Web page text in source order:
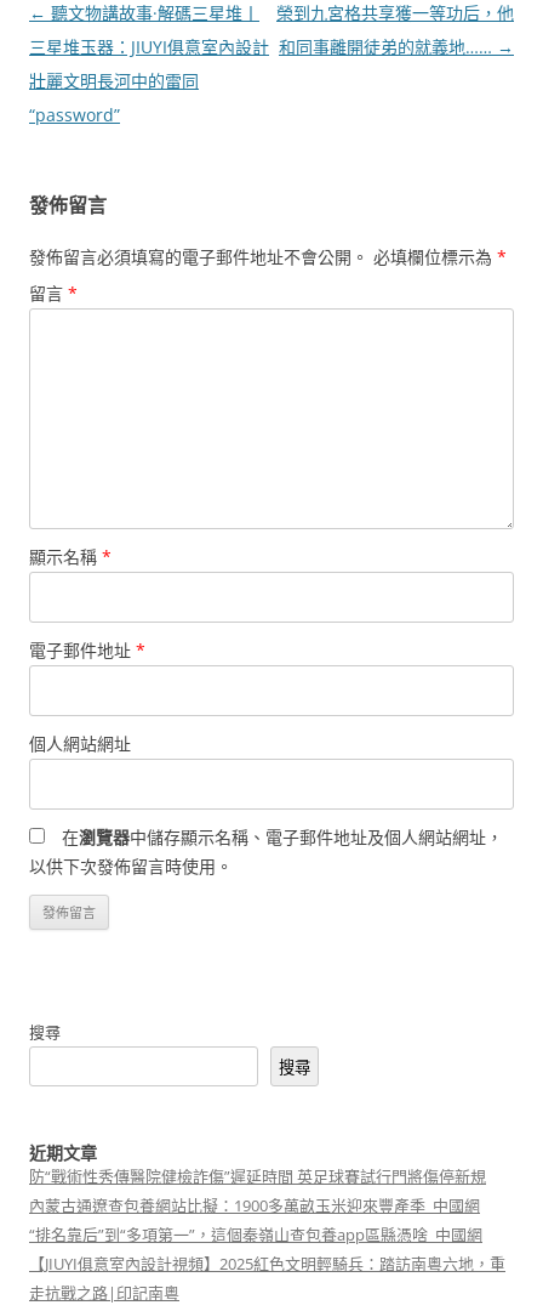
文
章
導
覽
← 聽文物講故事·解碼三星堆丨
三星堆玉器：JIUYI俱意室內設計
壯麗文明長河中的雷同
“password”
榮到九宮格共享獲一等功后，他
和同事離開徒弟的就義地…… →
發佈留言
發佈留言必須填寫的電子郵件地址不會公開。 必填欄位標示為 *
留言 *
顯示名稱 *
電子郵件地址 *
個人網站網址
在瀏覽器中儲存顯示名稱、電子郵件地址及個人網站網址，
以供下次發佈留言時使用。
搜尋
搜尋
近期文章
防“戰術性秀傳醫院健檢詐傷”遲延時間 英足球賽試行門將傷停新規
內蒙古通遼查包養網站比擬：1900多萬畝玉米迎來豐產季_中國網
“排名靠后”到“多項第一”，這個秦嶺山查包養app區縣憑啥_中國網
【JIUYI俱意室內設計視頻】2025紅色文明輕騎兵：踏訪南粵六地，重
走抗戰之路|印記南粵